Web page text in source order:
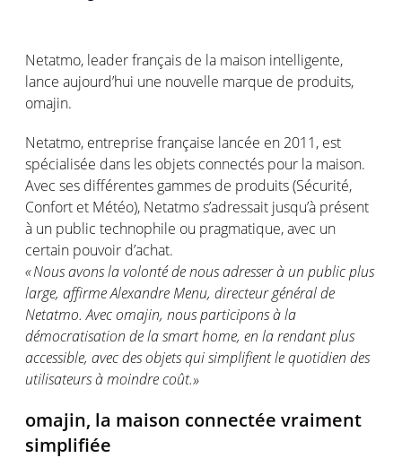
Netatmo, leader français de la maison intelligente,
lance aujourd’hui une nouvelle marque de produits,
omajin.
Netatmo, entreprise française lancée en 2011, est
spécialisée dans les objets connectés pour la maison.
Avec ses différentes gammes de produits (Sécurité,
Confort et Météo), Netatmos’adressait jusqu’à présent
à un public technophile ou pragmatique,avec un
certain pouvoir d’achat.
«Nous avonsla volontéde nous adresser à un public plus
large, affirme Alexandre Menu, directeur généralde
Netatmo.Avecomajin, nous participons à la
démocratisation de lasmarthome, en la rendant plus
accessible, avec des objets qui simplifient le quotidien des
utilisateursà moindre coût.»
omajin, la maison connectée vraiment
simplifiée